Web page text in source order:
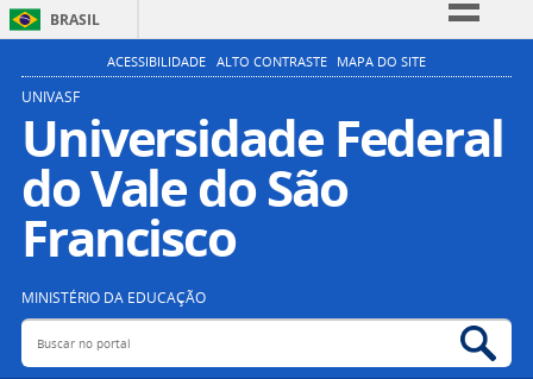
BRASIL
Simplifique!
Participe
Acesso à informação
Legislação
ACESSIBILIDADE ALTO CONTRASTE MAPA DO SITE
UNIVASF
Universidade Federal
do Vale do São
Francisco
MINISTÉRIO DA EDUCAÇÃO
Buscar no portal